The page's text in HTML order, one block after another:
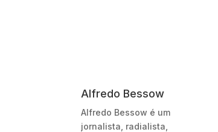
Alfredo Bessow
Alfredo Bessow é um
jornalista, radialista,